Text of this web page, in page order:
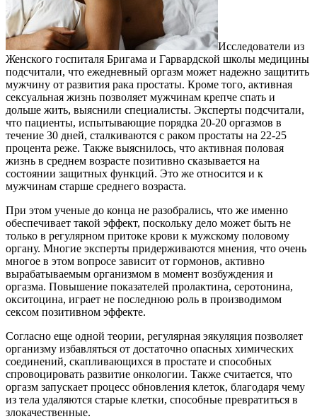
Исследователи из
Женского госпиталя Бригама и Гарвардской школы медицины
подсчитали, что ежедневный оргазм может надежно защитить
мужчину от развития рака простаты. Кроме того, активная
сексуальная жизнь позволяет мужчинам крепче спать и
дольше жить, выяснили специалисты. Эксперты подсчитали,
что пациенты, испытывающие порядка 20-20 оргазмов в
течение 30 дней, сталкиваются с раком простаты на 22-25
процента реже. Также выяснилось, что активная половая
жизнь в среднем возрасте позитивно сказывается на
состоянии защитных функций. Это же относится и к
мужчинам старше среднего возраста.
При этом ученые до конца не разобрались, что же именно
обеспечивает такой эффект, поскольку дело может быть не
только в регулярном притоке крови к мужскому половому
органу. Многие эксперты придерживаются мнения, что очень
многое в этом вопросе зависит от гормонов, активно
вырабатываемым организмом в момент возбуждения и
оргазма. Повышение показателей пролактина, серотонина,
окситоцина, играет не последнюю роль в производимом
сексом позитивном эффекте.
Согласно еще одной теории, регулярная эякуляция позволяет
организму избавляться от достаточно опасных химических
соединений, скапливающихся в простате и способных
спровоцировать развитие онкологии. Также считается, что
оргазм запускает процесс обновления клеток, благодаря чему
из тела удаляются старые клетки, способные превратиться в
злокачественные.